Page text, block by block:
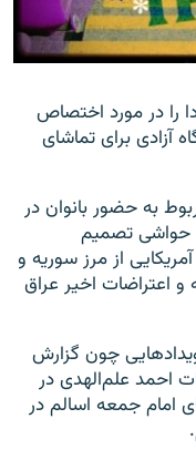
را در مورد اختصاص
آزادی برای تماشای
به حضور بانوان در
حواشی تصمیم
از مرز سوریه و
و اعتراضات اخیر عراق
چون گزارش
اظهارات احمد‌ علم‌الهدی در
امام جمعه اسالم در